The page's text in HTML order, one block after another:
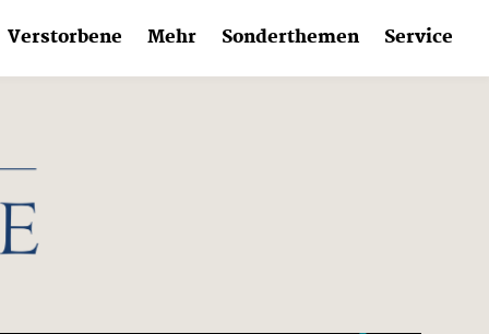
Verstorbene Mehr Sonderthemen Service